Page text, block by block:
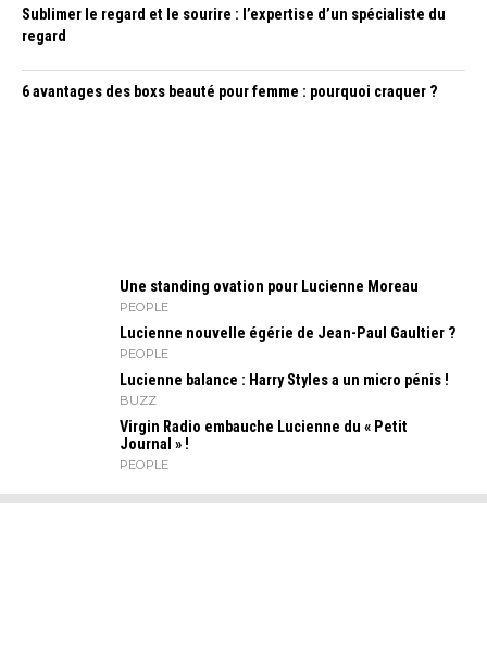
Sublimer le regard et le sourire : l’expertise d’un spécialiste du
regard
6 avantages des boxs beauté pour femme : pourquoi craquer ?
Une standing ovation pour Lucienne Moreau
PEOPLE
Lucienne nouvelle égérie de Jean-Paul Gaultier ?
PEOPLE
Lucienne balance : Harry Styles a un micro pénis !
BUZZ
Virgin Radio embauche Lucienne du « Petit
Journal » !
PEOPLE